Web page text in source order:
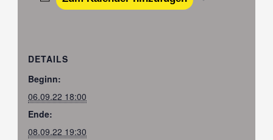
DETAILS
Beginn:
06.09.22 18:00
Ende:
08.09.22 19:30